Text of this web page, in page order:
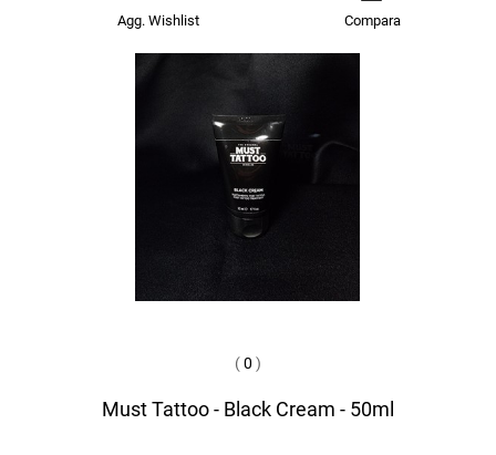
Agg. Wishlist Compara
(0 )
Must Tattoo - Black Cream - 50ml